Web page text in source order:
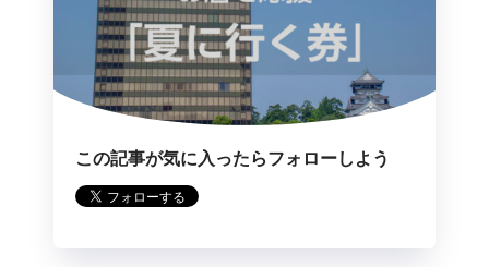
この記事が気に入ったらフォローしよう